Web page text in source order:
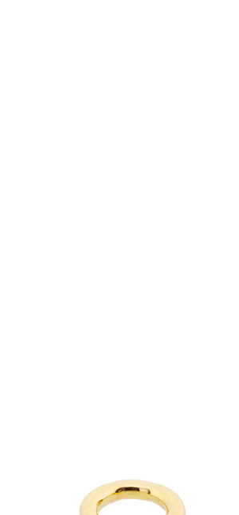
Anillo Aro Citrino
$1,400